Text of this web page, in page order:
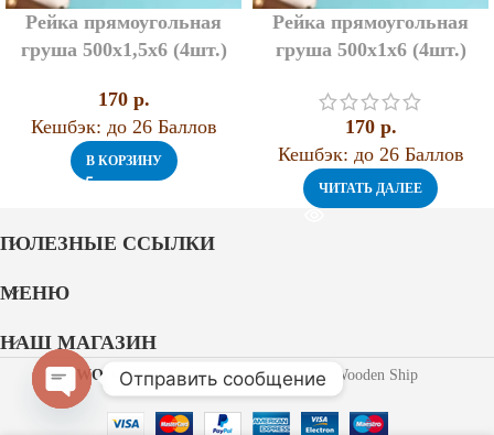
Рейка прямоугольная
груша 500х1,5х6 (4шт.)
170 p.
Кешбэк: до 26 Баллов
В КОРЗИНУ
Рейка прямоугольная
груша 500х1х6 (4шт.)
170 p.
Кешбэк: до 26 Баллов
ЧИТАТЬ ДАЛЕЕ
ПОЛЕЗНЫЕ ССЫЛКИ
МЕНЮ
НАШ МАГАЗИН
WOODEN SHIP 2021 Разработано Wooden Ship
Отправить сообщение